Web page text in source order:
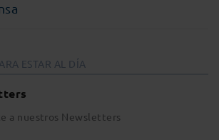
ESTAR AL DÍA
a nuestros Newsletters